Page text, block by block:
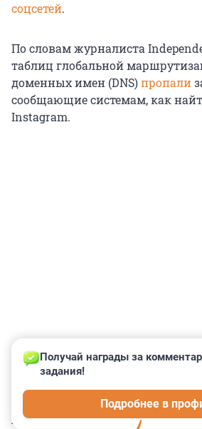
соцсетей.
По словам журналиста
таблиц глобальной
доменных имен (DNS)пропали
сообщающие системам, как
Instagram.
КОММЕНТАРИИ 9
Получай награды за
задания!
Подробнее в